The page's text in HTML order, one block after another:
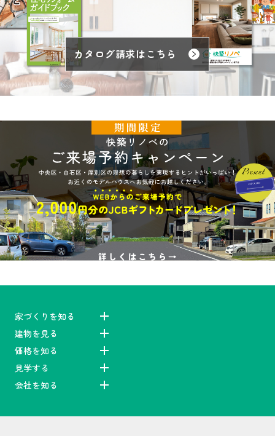
カタログ請求はこちら
家づくりを知る
建物を見る
価格を知る
見学する
会社を知る